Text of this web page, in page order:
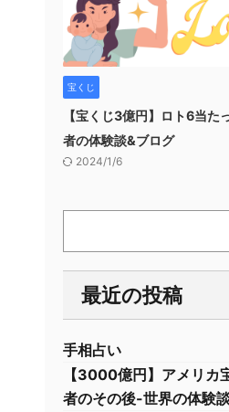
宝くじ
【宝くじ3億円】ロト6当た
者の体験談&ブログ
2024/1/6
最近の投稿
手相占い
【3000億円】アメリカ
者のその後-世界の体験